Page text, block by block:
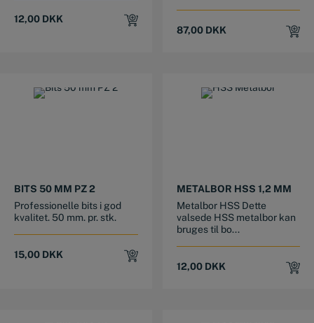
12,00 DKK
87,00 DKK
BITS 50 MM PZ 2
Professionelle bits i god
kvalitet. 50 mm. pr. stk.
15,00 DKK
METALBOR HSS 1,2 MM
Metalbor HSS Dette
valsede HSS metalbor kan
bruges til bo...
12,00 DKK